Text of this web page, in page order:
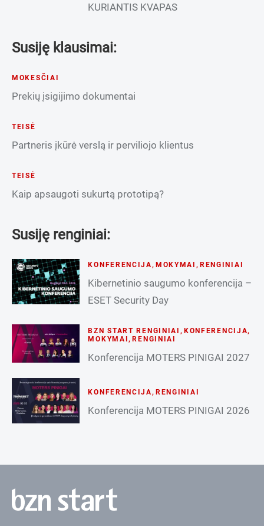
KURIANTIS KVAPAS
Susiję klausimai:
MOKESČIAI
Prekių įsigijimo dokumentai
TEISĖ
Partneris įkūrė verslą ir perviliojo klientus
TEISĖ
Kaip apsaugoti sukurtą prototipą?
Susiję renginiai:
KONFERENCIJA , MOKYMAI , RENGINIAI
Kibernetinio saugumo konferencija –
ESET Security Day
BZN START RENGINIAI , KONFERENCIJA,
MOKYMAI ,RENGINIAI
Konferencija MOTERS PINIGAI 2027
KONFERENCIJA , RENGINIAI
Konferencija MOTERS PINIGAI 2026